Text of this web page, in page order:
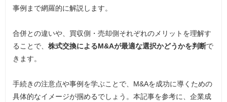
事例まで網羅的に解説します。
合併との違いや、買収側・売却側それぞれのメリットを理解す
ることで、株式交換によるM&Aが最適な選択かどうかを判断で
きます。
手続きの注意点や事例を学ぶことで、M&Aを成功に導くための
具体的なイメージが掴めるでしょう。本記事を参考に、企業成